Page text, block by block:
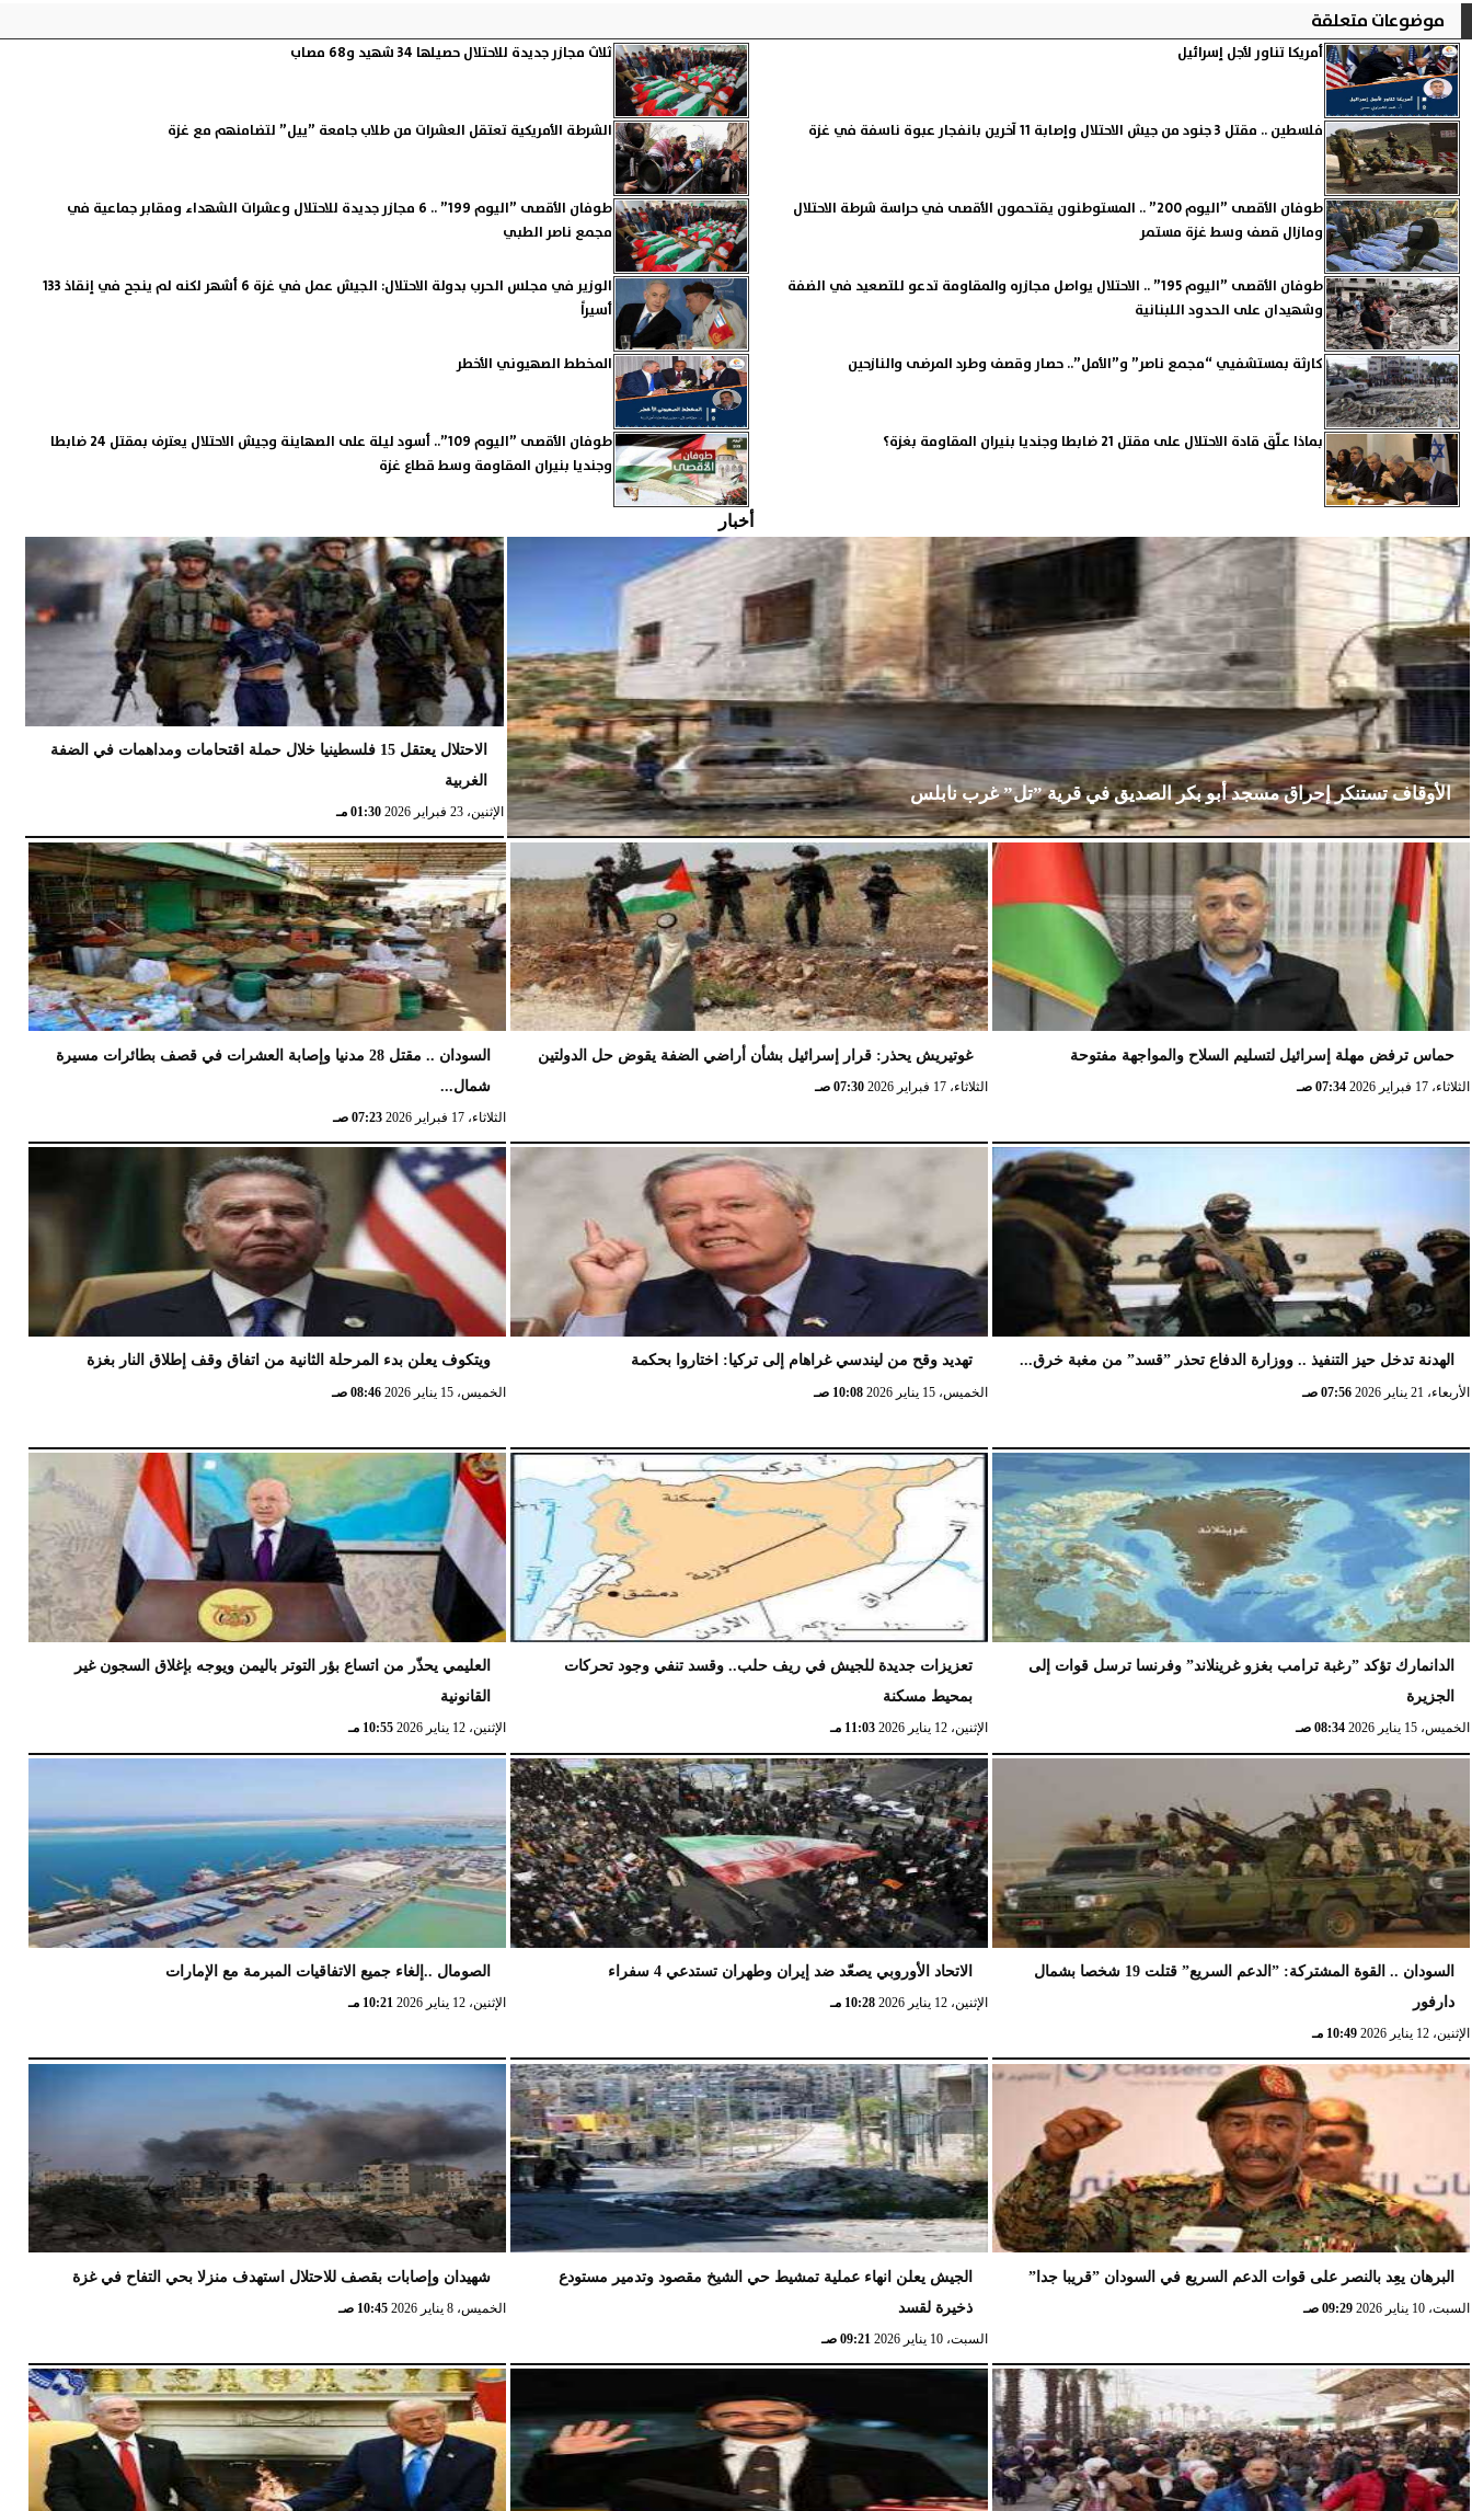
موضوعات متعلقة
أمريكا تناور لأجل إسرائيل ثلاث مجازر جديدة للاحتلال حصيلها 34 شهيد و68 مصاب
فلسطين .. مقتل 3 جنود من جيش الاحتلال وإصابة 11 آخرين بانفجار عبوة ناسفة في غزة الشرطة الأمريكية تعتقل العشرات من طلاب جامعة ”ييل” لتضامنهم مع غزة
طوفان الأقصى ”اليوم 200” .. المستوطنون يقتحمون الأقصى في حراسة شرطة الاحتلال
ومازال قصف وسط غزة مستمر
طوفان الأقصى ”اليوم 199” .. 6 مجازر جديدة للاحتلال وعشرات الشهداء ومقابر جماعية في
مجمع ناصر الطبي
طوفان الأقصى ”اليوم 195” .. الاحتلال يواصل مجازره والمقاومة تدعو للتصعيد في الضفة
وشهيدان على الحدود اللبنانية
الوزير في مجلس الحرب بدولة الاحتلال: الجيش عمل في غزة 6 أشهر لكنه لم ينجح في إنقاذ 133
أسيراً
كارثة بمستشفيي “مجمع ناصر” و”الأمل”.. حصار وقصف وطرد المرضى والنازحين المخطط الصهيوني الأخطر
بماذا علّق قادة الاحتلال على مقتل 21 ضابطا وجنديا بنيران المقاومة بغزة؟
طوفان الأقصى ”اليوم 109”.. أسود ليلة على الصهاينة وجيش الاحتلال يعترف بمقتل 24 ضابطا
وجنديا بنيران المقاومة وسط قطاع غزة
أخبار
الأوقاف تستنكر إحراق مسجد أبو بكر الصديق في قرية ”تل” غرب نابلس
الإثنين، 23 فبراير 2026 02:15 مـ
الاحتلال يعتقل 15 فلسطينيا خلال حملة اقتحامات ومداهمات في الضفة
الغربية
الإثنين، 23 فبراير 2026 01:30 مـ
حماس ترفض مهلة إسرائيل لتسليم السلاح والمواجهة مفتوحة
الثلاثاء، 17 فبراير 2026 07:34 صـ
غوتيريش يحذر: قرار إسرائيل بشأن أراضي الضفة يقوض حل الدولتين
الثلاثاء، 17 فبراير 2026 07:30 صـ
السودان .. مقتل 28 مدنيا وإصابة العشرات في قصف بطائرات مسيرة
شمال...
الثلاثاء، 17 فبراير 2026 07:23 صـ
الهدنة تدخل حيز التنفيذ .. ووزارة الدفاع تحذر ”قسد” من مغبة خرق...
الأربعاء، 21 يناير 2026 07:56 صـ
تهديد وقح من ليندسي غراهام إلى تركيا: اختاروا بحكمة
الخميس، 15 يناير 2026 10:08 صـ
ويتكوف يعلن بدء المرحلة الثانية من اتفاق وقف إطلاق النار بغزة
الخميس، 15 يناير 2026 08:46 صـ
الدانمارك تؤكد ”رغبة ترامب بغزو غرينلاند” وفرنسا ترسل قوات إلى
الجزيرة
الخميس، 15 يناير 2026 08:34 صـ
تعزيزات جديدة للجيش في ريف حلب.. وقسد تنفي وجود تحركات
بمحيط مسكنة
الإثنين، 12 يناير 2026 11:03 مـ
العليمي يحذّر من اتساع بؤر التوتر باليمن ويوجه بإغلاق السجون غير
القانونية
الإثنين، 12 يناير 2026 10:55 مـ
السودان .. القوة المشتركة: ”الدعم السريع” قتلت 19 شخصا بشمال
دارفور
الإثنين، 12 يناير 2026 10:49 مـ
الاتحاد الأوروبي يصعّد ضد إيران وطهران تستدعي 4 سفراء
الإثنين، 12 يناير 2026 10:28 مـ
الصومال ..إلغاء جميع الاتفاقيات المبرمة مع الإمارات
الإثنين، 12 يناير 2026 10:21 مـ
البرهان يعِد بالنصر على قوات الدعم السريع في السودان ”قريبا جدا”
السبت، 10 يناير 2026 09:29 صـ
الجيش يعلن انهاء عملية تمشيط حي الشيخ مقصود وتدمير مستودع
ذخيرة لقسد
السبت، 10 يناير 2026 09:21 صـ
شهيدان وإصابات بقصف للاحتلال استهدف منزلا بحي التفاح في غزة
الخميس، 8 يناير 2026 10:45 صـ